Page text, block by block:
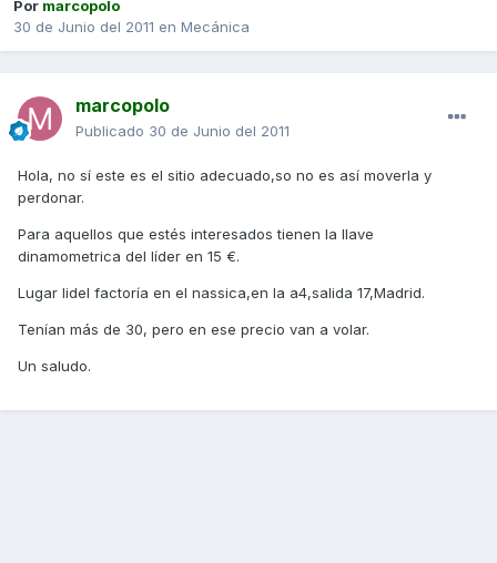
Por marcopolo
30 de Junio del 2011 en Mecánica
marcopolo
Publicado 30 de Junio del 2011
Hola, no sí este es el sitio adecuado,so no es así moverla y
perdonar.
Para aquellos que estés interesados tienen la llave
dinamometrica del líder en 15 €.
Lugar lidel factoría en el nassica,en la a4,salida 17,Madrid.
Tenían más de 30, pero en ese precio van a volar.
Un saludo.